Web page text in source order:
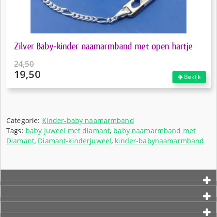
Zilver Baby-kinder naamarmband met open hartje
24,50
Oorspronkelijke
19,50
€19,50.
Bekijk
Categorie: Kinder-baby naamarmband
Tags: baby juweel met diamant, baby naamarmband met
Diamant, Diamant-kinderjuweel, kinder-babynaamarmband